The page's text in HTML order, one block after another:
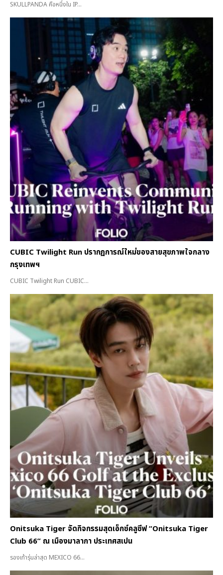
SKULLPANDA คือหนึ่งใน IP...
CUBIC Twilight Run ปรากฏการณ์ใหม่ของสายสุขภาพใจกลาง
กรุงเทพฯ
CUBIC Twilight Run CUBIC...
Onitsuka Tiger จัดกิจกรรมสุดเอ็กซ์คลูซีฟ “Onitsuka Tiger
Club 66” ณ เมืองมาลากา ประเทศสเปน
รองเท้ารุ่นล่าสุด MEXICO 66...